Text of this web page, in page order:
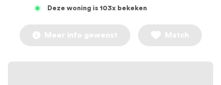
Deze woning is 103x bekeken
Meer info gewenst Match